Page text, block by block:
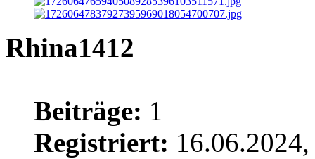
Rhina1412
Beiträge: 1
Registriert: